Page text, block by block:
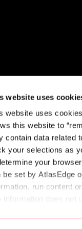
website uses
website uses
this website to
contain data related
your selections as
your
be set by AtlasEdge
run content
information does not